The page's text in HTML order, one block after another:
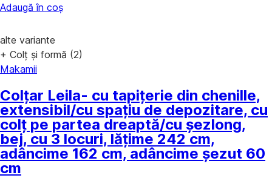
Adaugă în coș
alte variante
+ Colț și formă (2)
Makamii
Colțar Leila- cu tapițerie din chenille,
extensibil/cu spațiu de depozitare, cu
colț pe partea dreaptă/cu șezlong,
bej, cu 3 locuri, lățime 242 cm,
adâncime 162 cm, adâncime șezut 60
cm